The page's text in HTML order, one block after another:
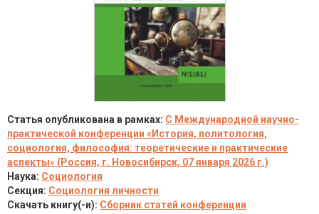
Статья опубликована в рамках: C Международной научно-
практической конференции «История, политология,
социология, философия: теоретические и практические
аспекты» (Россия, г. Новосибирск, 07 января 2026 г.)
Наука: Социология
Секция: Социология личности
Скачать книгу(-и): Сборник статей конференции